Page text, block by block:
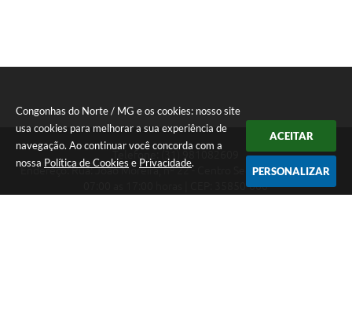
Congonhas do Norte / MG e os cookies: nosso site
usa cookies para melhorar a sua experiência de
navegação. Ao continuar você concorda com a
nossa Política de Cookies e Privacidade.
ACEITAR
PERSONALIZAR
Endereço: Rua: João Moreira, nº 22 - Centro Segunda a Sexta das
07:00 as 17:00 horas | CEP: 35850-000